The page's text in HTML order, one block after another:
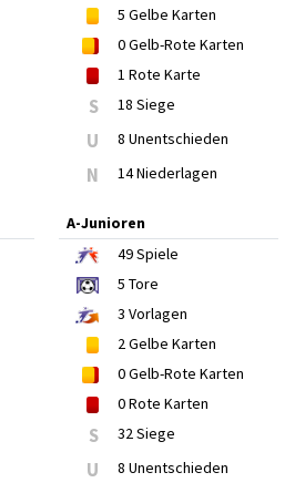
5 Gelbe Karten
0Gelb-Rote Karten
1 Rote Karte
S 18 Siege
U 8 Unentschieden
N 14 Niederlagen
A-Junioren
49Spiele
5 Tore
3 Vorlagen
2Gelbe Karten
0Gelb-Rote Karten
0Rote Karten
S 32 Siege
U 8 Unentschieden